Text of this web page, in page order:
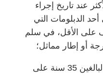
الأكثر عند تاريخ إجراء
أحد الدبلومات التي
على الأقل، في سلم
الموظفين المرسمين والبالغين 35 سنة على